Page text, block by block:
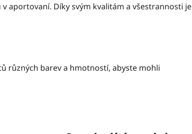
aportovaní. Díky svým kvalitám a všestrannosti je
různých barev a hmotností, abyste mohli